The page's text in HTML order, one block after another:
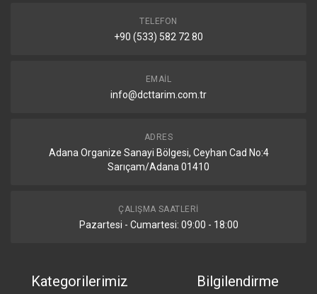
TELEFON
+90 (533) 582 72 80
EMAIL
info@dcttarim.com.tr
ADRES
Adana Organize Sanayi Bölgesi, Ceyhan Cad No:4
Sarıçam/Adana 01410
ÇALIŞMA SAATLERI
Pazartesi - Cumartesi: 09:00 - 18:00
Kategorilerimiz Bilgilendirme